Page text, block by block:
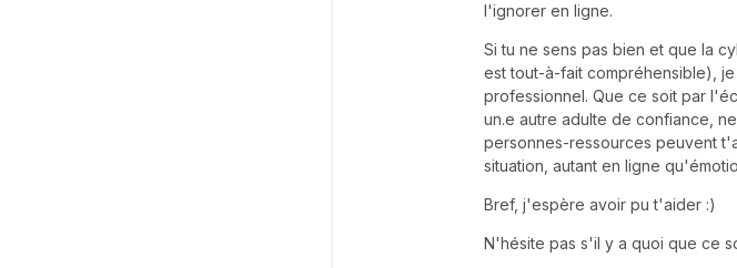
l'ignorer en ligne.
Si tu ne sens pas bien et que la
est tout-à-fait compréhensible),
professionnel. Que ce soit par
un.e autre adulte de confiance,
personnes-ressources peuvent
situation, autant en ligne
Bref, j'espère avoir pu t'aider :)
N'hésite pas s'il y a quoi que ce